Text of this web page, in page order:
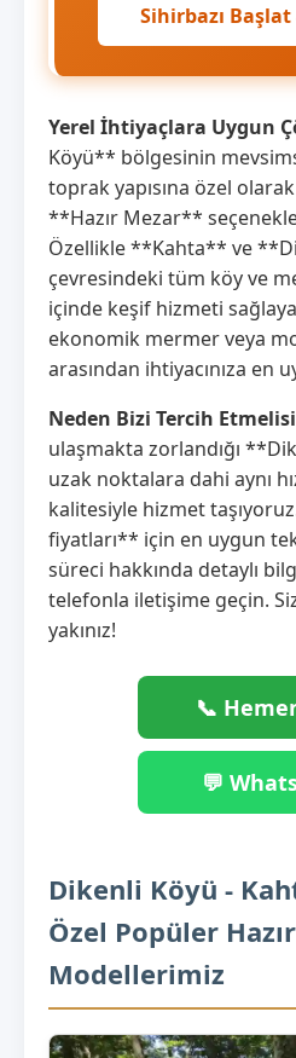
Sihirbazı
Yerel İhtiyaçlara Uygun
Köyü** bölgesinin
toprak yapısına özel
**Hazır Mezar**
Özellikle **Kahta** ve
çevresindeki tüm köy ve
içinde keşif hizmeti
ekonomik mermer veya
arasından ihtiyacınıza en
Neden Bizi Tercih
ulaşmakta zorlandığı
uzak noktalara dahi aynı
kalitesiyle hizmet
fiyatları** için en uygun
süreci hakkında detaylı
telefonla iletişime geçin.
yakınız!
📞
💬
Dikenli Köyü -
Özel Popüler
Modellerimiz